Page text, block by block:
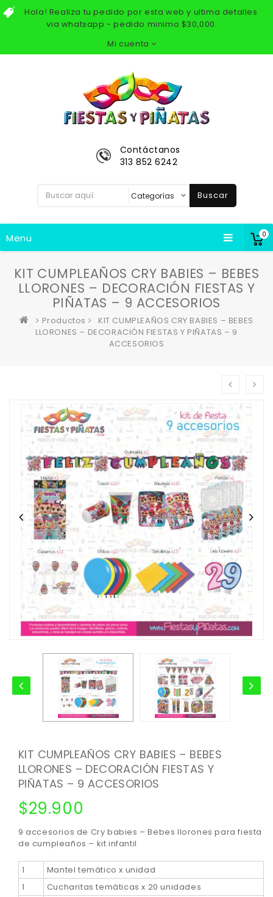
Hola! Realiza tu pedido por esta web y ultima detalles
via whatsapp - pedido minimo $30,000.
Mi cuenta
0
Contáctanos
313 852 6242
Buscar
Menu
KIT CUMPLEAÑOS CRY BABIES – BEBES
LLORONES – DECORACIÓN FIESTAS Y
PIÑATAS – 9 ACCESORIOS
Productos
KIT CUMPLEAÑOS CRY BABIES – BEBES
LLORONES – DECORACIÓN FIESTAS Y PIÑATAS – 9
ACCESORIOS
KIT CUMPLEAÑOS CRY BABIES – BEBES
LLORONES – DECORACIÓN FIESTAS Y
PIÑATAS – 9 ACCESORIOS
$29.900
9 accesorios de Cry babies – Bebes llorones para fiesta
de cumpleaños – kit infantil
1
Mantel temático x unidad
1
Cucharitas temáticas x 20 unidades